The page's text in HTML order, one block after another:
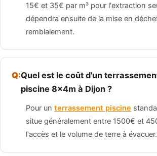
15€ et 35€ par m³ pour l'extraction
dépendra ensuite de la mise en
remblaiement.
Quel est le coût d'un
piscine 8x4m à Dijon ?
Pour unterrassement piscine
situe généralement entre 1500€ et
l'accès et le volume de terre à évacuer.